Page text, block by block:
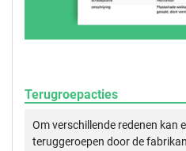
Terugroepacties
Om verschillende redenen kan
teruggeroepen door de